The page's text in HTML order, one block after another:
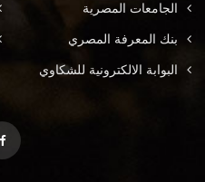
الجامعات المصرية
بنك المعرفة المصري
البوابة الالكترونية للشكاوي